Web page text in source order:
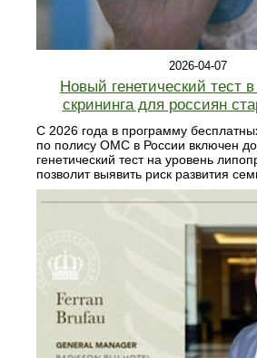
2026-04-07
Новый генетический тест
скрининга для россиян
С 2026 года в программу
по полису ОМС в России включен
генетический тест на уровень
позволит выявить риск развития